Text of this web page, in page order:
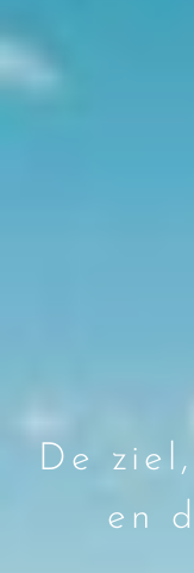
De
en